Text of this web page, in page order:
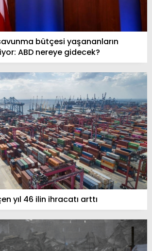
bütçesi yaşananların
ABD nereye gidecek?
yıl 46 ilin ihracatı arttı